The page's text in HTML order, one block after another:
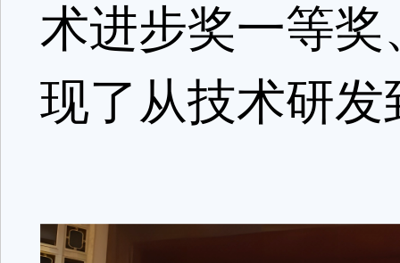
术进步奖一等
现了从技术研